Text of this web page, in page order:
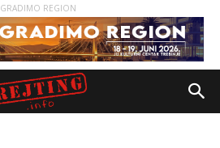
GRADIMO REGION